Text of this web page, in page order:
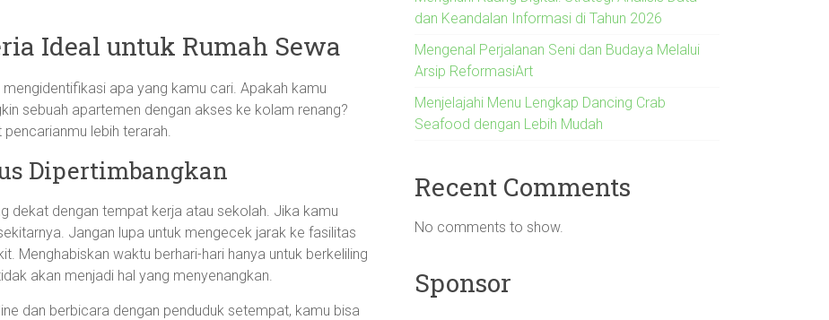
Ideal untuk Rumah Sewa
apa yang kamu cari. Apakah kamu
sebuah apartemen dengan akses ke kolam renang?
lebih terarah.
Dipertimbangkan
dekat dengan tempat kerja atau sekolah. Jika kamu
Jangan lupa untuk mengecek jarak ke fasilitas
Menghabiskan waktu berhari-hari hanya untuk berkeliling
akan menjadi hal yang menyenangkan.
dan berbicara dengan penduduk setempat, kamu bisa
dan Keandalan Informasi di Tahun 2026
Mengenal Perjalanan Seni dan Budaya Melalui
Arsip ReformasiArt
Menjelajahi Menu Lengkap Dancing Crab
Seafood dengan Lebih Mudah
Recent Comments
No comments to show.
Sponsor